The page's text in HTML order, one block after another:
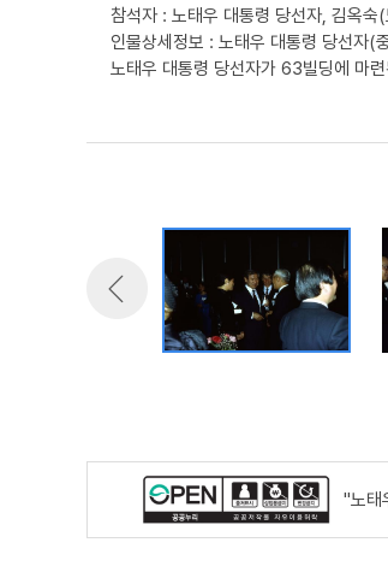
참석자 : 노태우 대통령 당선자, 김옥
인물상세정보 : 노태우 대통령 당선자(
노태우 대통령 당선자가 63빌딩에 마
"노태